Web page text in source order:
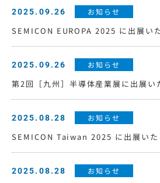
2025.09.26 お知らせ
SEMICON EUROPA 2025 に出展い
2025.09.26 お知らせ
第2回［九州］半導体産業展に出展い
2025.08.28 お知らせ
SEMICON Taiwan 2025 に出展いた
2025.08.28 お知らせ